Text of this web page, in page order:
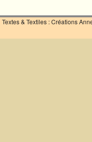
Textes & Textiles : Créations